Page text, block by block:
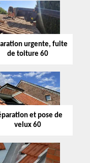
urgente, fuite
de toiture 60
et pose de
velux 60